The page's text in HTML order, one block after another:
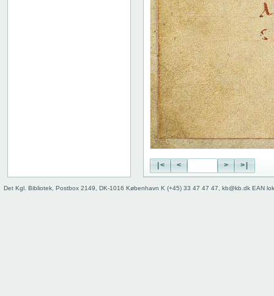
|< < > >|
Det Kgl. Bibliotek, Postbox 2149, DK-1016 København K (+45) 33 47 47 47, kb@kb.dk EAN